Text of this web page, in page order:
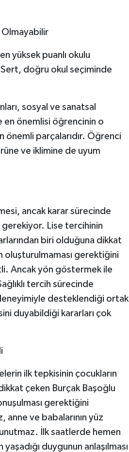
Olmayabilir
yüksek puanlı okulu
doğru okul seçiminde
sosyal ve sanatsal
en önemlisi öğrencinin o
önemli parçalarıdır. Öğrenci
ve iklimine de uyum
ancak karar sürecinde
Lise tercihinin
biri olduğuna dikkat
oluşturulmaması gerektiğini
Ancak yön göstermek ile
tercih sürecinde
desteklendiği ortak
duyabildiği kararları çok
ilk tepkisinin çocukların
çeken Burçak Başoğlu
gerektiğini
anne ve babalarının yüz
İlk saatlerde hemen
duygunun anlaşılması